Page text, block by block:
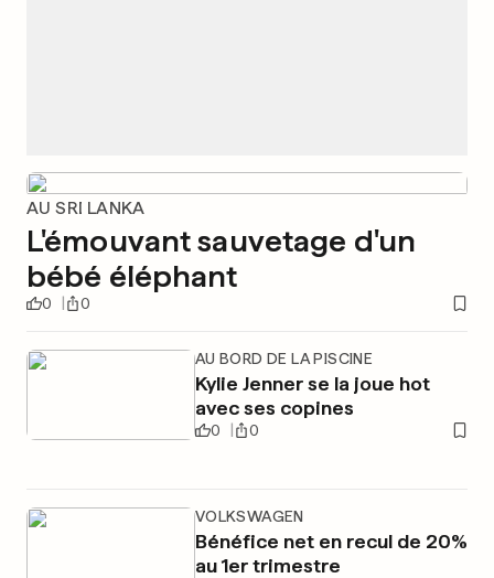
AU SRI LANKA
L'émouvant sauvetage d'un
bébé éléphant
0 0
AU BORD DE LA PISCINE
Kylie Jenner se la joue hot
avec ses copines
0 0
VOLKSWAGEN
Bénéfice net en recul de 20%
au 1er trimestre